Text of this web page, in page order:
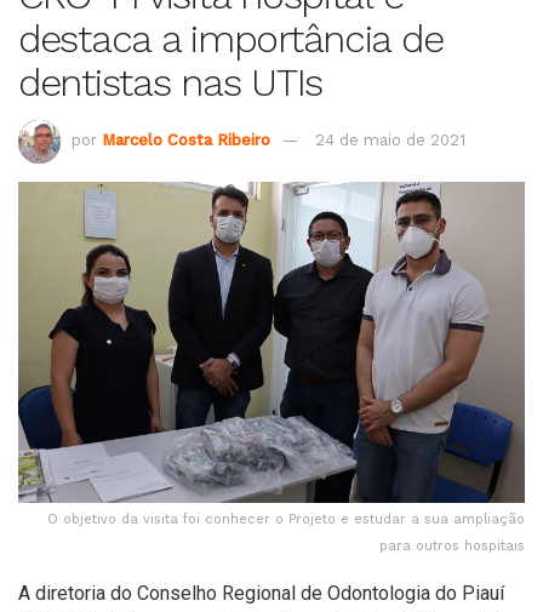
destaca a importância de
dentistas nas UTIs
por Marcelo Costa Ribeiro 24 de maio de 2021
O objetivo da visita foi conhecer o Projeto e estudar a sua ampliação
para outros hospitais
A diretoria do Conselho Regional de Odontologia do Piauí